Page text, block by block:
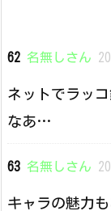
62 名無しさん
ネットでラッ
なあ…
63 名無しさん
キャラの魅力